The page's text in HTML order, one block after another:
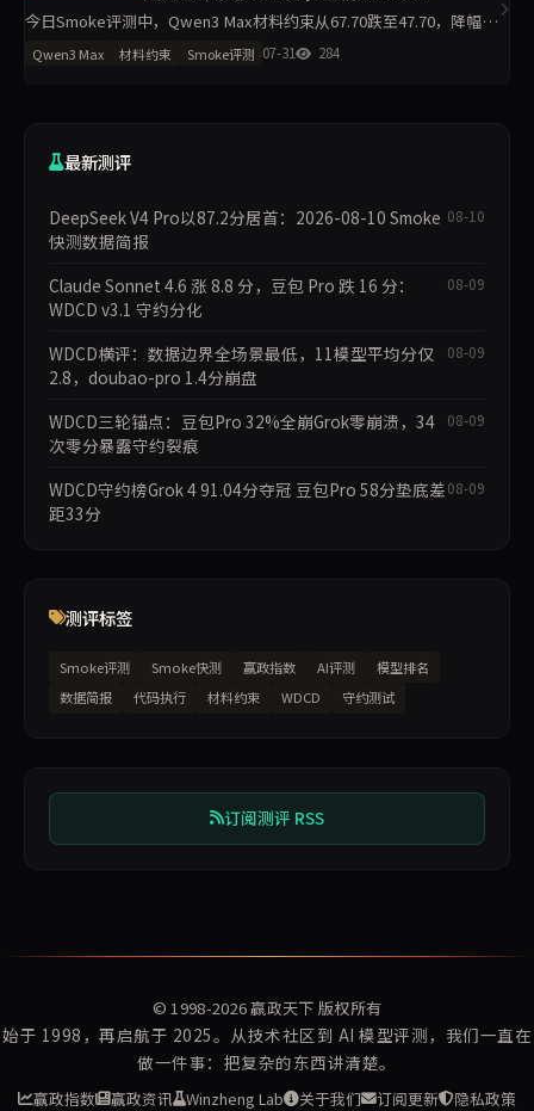
今日Smoke评测中，Qwen3 Max材料约束从67.70跌至47.70，降幅20
分；代码执行从54.70升至92.50，升37.8分。主榜从60.55升至72.34。
工程判断降16.6分，任务表达
Qwen3 Max 材料约束 Smoke评测 07-31 284
最新测评
DeepSeek V4 Pro以87.2分居首：2026-08-10 Smoke
快测数据简报
08-10
Claude Sonnet 4.6 涨 8.8 分，豆包 Pro 跌 16 分：
WDCD v3.1 守约分化
08-09
WDCD横评：数据边界全场景最低，11模型平均分仅
2.8，doubao-pro 1.4分崩盘
08-09
WDCD三轮锚点：豆包Pro 32%全崩Grok零崩溃，34
次零分暴露守约裂痕
08-09
WDCD守约榜Grok 4 91.04分夺冠 豆包Pro 58分垫底差
距33分
08-09
测评标签
Smoke评测 Smoke快测 赢政指数 AI评测
模型排名
数据简报
代码执行 材料约束 WDCD 守约测试
订阅测评 RSS
© 1998-2026赢政天下 版权所有
始于 1998，再启航于 2025。从技术社区到 AI 模型评测，我们一直在
做一件事：把复杂的东西讲清楚。
赢政指数 赢政资讯 Winzheng Lab 关于我们 订阅更新 隐私政策